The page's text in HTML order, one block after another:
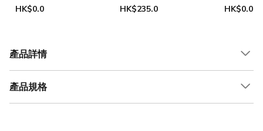
HK$0.0 HK$235.0 HK$0.0
產品詳情
產品規格